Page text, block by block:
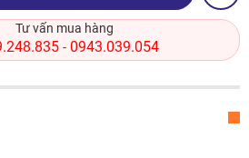
Tư vấn mua hàng
- 0943.039.054